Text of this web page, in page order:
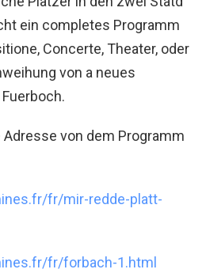
ein completes Programm
Concerte, Theater, oder
von a neues
von dem Programm
fr/mir-redde-platt-
fr/forbach-1.html